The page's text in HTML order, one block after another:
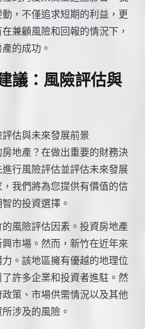
，不僅追求短期的利益，更
兼顧風險和回報的情況下，
的成功。
議：風險評估與
估與未來發展前景
地產？在做出重要的財務決
行風險評估並評估未來發展
我們將為您提供有價值的信
的投資選擇。
風險評估因素。投資房地產
市場。然而，新竹在近年來
。該地區擁有優越的地理位
許多企業和投資者進駐。然
策、市場供需情況以及其他
涉及的風險。